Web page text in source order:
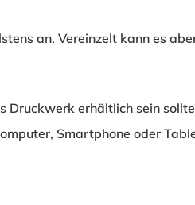
an. Vereinzelt kann es
Druckwerk erhältlich sein
Smartphone oder